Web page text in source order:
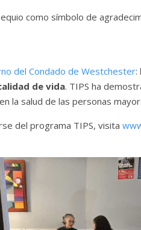
como símbolo de
del Condado de Westchester:
de vida. TIPS ha
la salud de las personas
del programa TIPS, visita